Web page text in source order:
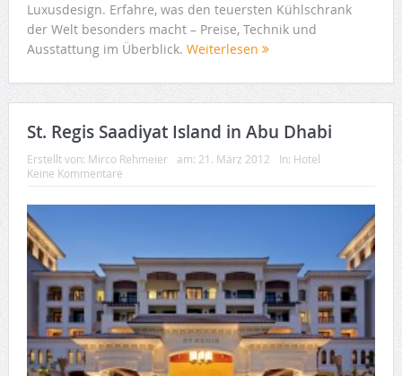
Luxusdesign. Erfahre, was den teuersten Kühlschrank
der Welt besonders macht – Preise, Technik und
Ausstattung im Überblick. Weiterlesen
St. Regis Saadiyat Island in Abu Dhabi
Erstellt von: Mirco Rehmeier am: 21. März 2012 In: Hotel
Keine Kommentare